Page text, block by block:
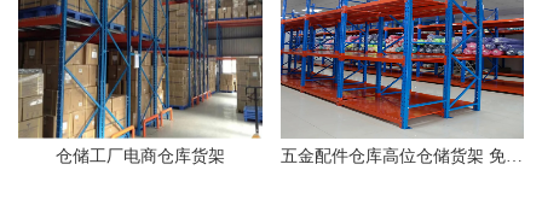
仓储工厂电商仓库货架 五金配件仓库高位仓储货架 免费设计拆装可调节